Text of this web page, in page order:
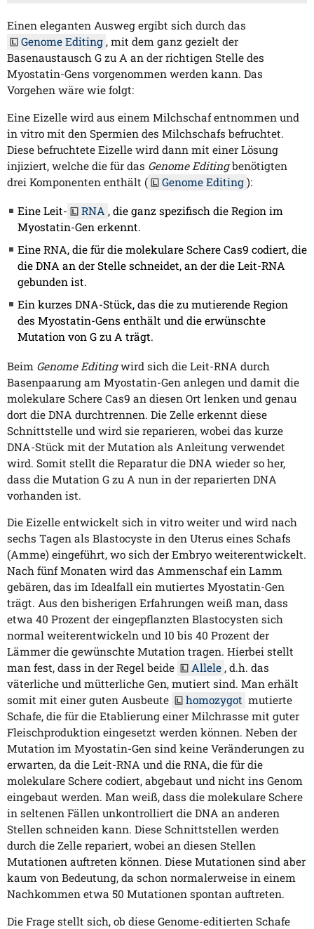
Einen eleganten Ausweg ergibt sich durch das
Genome Editing , mit dem ganz gezielt der
Basenaustausch G zu A an der richtigen Stelle des
Myostatin-Gens vorgenommen werden kann. Das
Vorgehen wäre wie folgt:
Eine Eizelle wird aus einem Milchschaf entnommen und
in vitro mit den Spermien des Milchschafs befruchtet.
Diese befruchtete Eizelle wird dann mit einer Lösung
injiziert, welche die für das Genome Editingbenötigten
drei Komponenten enthält (
Genome Editing ):
Eine Leit- RNA , die ganz spezifisch die Region im
Myostatin-Gen erkennt.
Eine RNA, die für die molekulare Schere Cas9 codiert, die
die DNA an der Stelle schneidet, an der die Leit-RNA
gebunden ist.
Ein kurzes DNA-Stück, das die zu mutierende Region
des Myostatin-Gens enthält und die erwünschte
Mutation von G zu A trägt.
Beim Genome Editingwird sich die Leit-RNA durch
Basenpaarung am Myostatin-Gen anlegen und damit die
molekulare Schere Cas9 an diesen Ort lenken und genau
dort die DNA durchtrennen. Die Zelle erkennt diese
Schnittstelle und wird sie reparieren, wobei das kurze
DNA-Stück mit der Mutation als Anleitung verwendet
wird. Somit stellt die Reparatur die DNA wieder so her,
dass die Mutation G zu A nun in der reparierten DNA
vorhanden ist.
Die Eizelle entwickelt sich in vitro weiter und wird nach
sechs Tagen als Blastocyste in den Uterus eines Schafs
(Amme) eingeführt, wo sich der Embryo weiterentwickelt.
Nach fünf Monaten wird das Ammenschaf ein Lamm
gebären, das im Idealfall ein mutiertes Myostatin-Gen
trägt. Aus den bisherigen Erfahrungen weiß man, dass
etwa 40 Prozent der eingepflanzten Blastocysten sich
normal weiterentwickeln und 10 bis 40 Prozent der
Lämmer die gewünschte Mutation tragen. Hierbei stellt
man fest, dass in der Regel beide
Allele , d.h. das
väterliche und mütterliche Gen, mutiert sind. Man erhält
somit mit einer guten Ausbeute
homozygot mutierte
Schafe, die für die Etablierung einer Milchrasse mit guter
Fleischproduktion eingesetzt werden können. Neben der
Mutation im Myostatin-Gen sind keine Veränderungen zu
erwarten, da die Leit-RNA und die RNA, die für die
molekulare Schere codiert, abgebaut und nicht ins Genom
eingebaut werden. Man weiß, dass die molekulare Schere
in seltenen Fällen unkontrolliert die DNA an anderen
Stellen schneiden kann. Diese Schnittstellen werden
durch die Zelle repariert, wobei an diesen Stellen
Mutationen auftreten können. Diese Mutationen sind aber
kaum von Bedeutung, da schon normalerweise in einem
Nachkommen etwa 50 Mutationen spontan auftreten.
Die Frage stellt sich, ob diese Genome-editierten Schafe